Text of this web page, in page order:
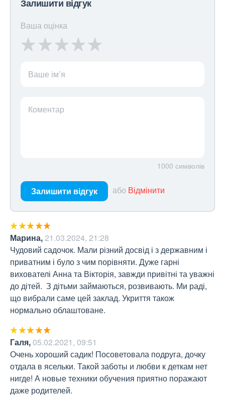
Залишити відгук
Ваша оцінка
Ваше ім’я
Коментар
1000 символів
Залишити відгук або Відмінити
Марина,21.03.2024, 21:28
Чудовий садочок. Мали різний досвід і з державним і
приватним і було з чим порівняти. Дуже гарні
вихователі Анна та Вікторія, завжди привітні та уважні
до дітей.  З дітьми займаються, розвивають. Ми раді,
що вибрали саме цей заклад. Укриття також
нормально облаштоване.
Галя,05.02.2021, 09:51
Очень хороший садик! Посоветовала подруга, дочку
отдала в ясельки. Такой заботы и любви к деткам нет
нигде! А новые техники обучения приятно поражают
даже родителей.